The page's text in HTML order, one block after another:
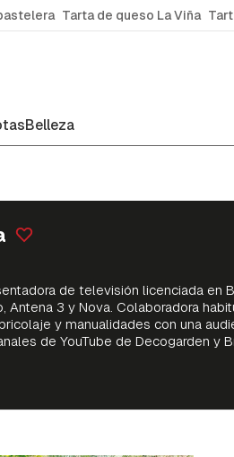
Tarta de queso La Viña
Belleza
de televisión licenciada en
Antena 3 y Nova. Colaboradora
y manualidades con una
de YouTube de Decogarden y